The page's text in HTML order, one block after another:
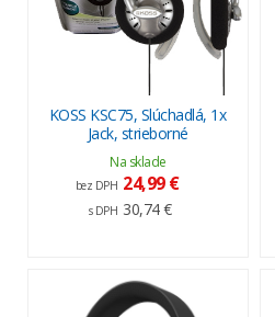
KOSS KSC75, Slúchadlá, 1x
Jack, strieborné
Na sklade
bez DPH 24,99 €
s DPH 30,74 €